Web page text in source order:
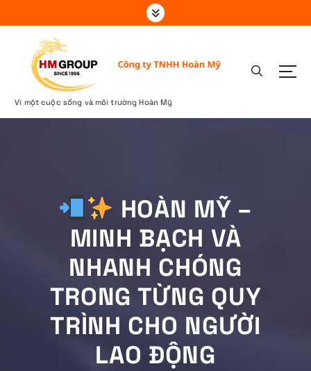
k
o
Vì một cuộc sống và môi trường Hoàn Mỹ
HOÀN MỸ –
MINH BẠCH VÀ
NHANH CHÓNG
TRONG TỪNG QUY
TRÌNH CHO NGƯỜI
LAO ĐỘNG